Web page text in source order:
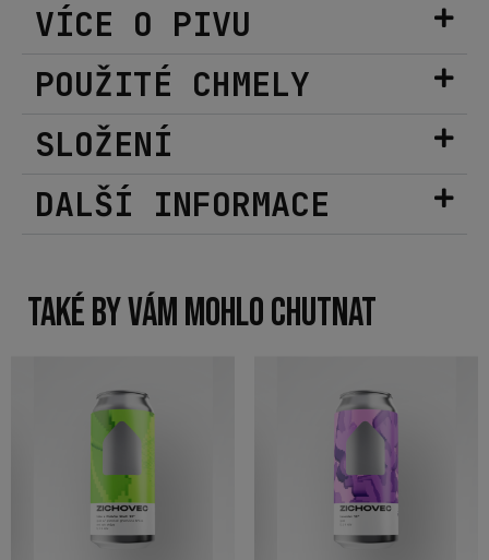
VÍCE O PIVU
POUŽITÉ CHMELY
SLOŽENÍ
DALŠÍ INFORMACE
TAKÉ BY VÁM MOHLO CHUTNAT